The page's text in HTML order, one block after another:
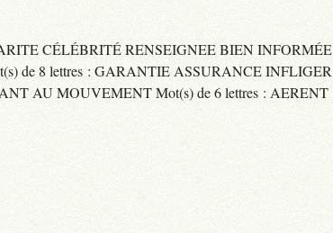
CÉLÉBRITÉ RENSEIGNEE BIEN INFORMÉE
de 8 lettres : GARANTIE ASSURANCE INFLIGER
AU MOUVEMENT Mot(s) de 6 lettres : AERENT